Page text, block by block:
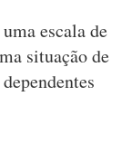
escala de
situação de